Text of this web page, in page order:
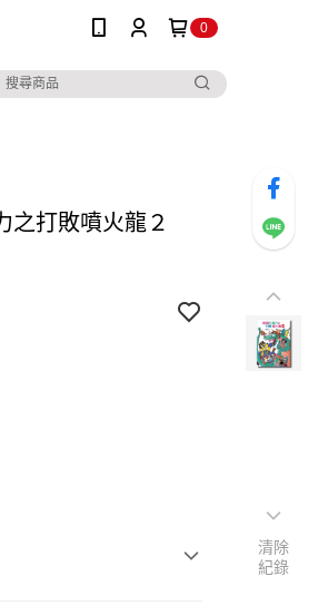
0
之打敗噴火龍２
清除
紀錄